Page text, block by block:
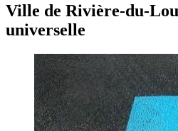
Ville de Rivière-du-
universelle